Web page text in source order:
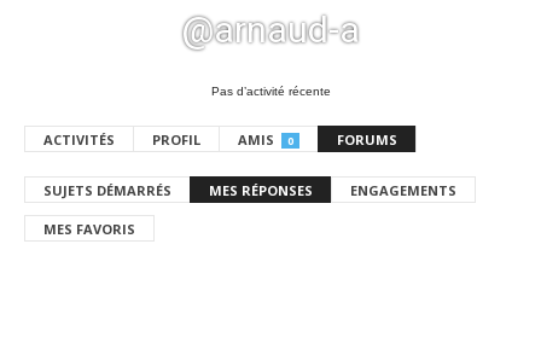
@arnaud-a
Pas d’activité récente
ACTIVITÉS PROFIL AMIS 0 FORUMS
SUJETS DÉMARRÉS MES RÉPONSES ENGAGEMENTS
MES FAVORIS